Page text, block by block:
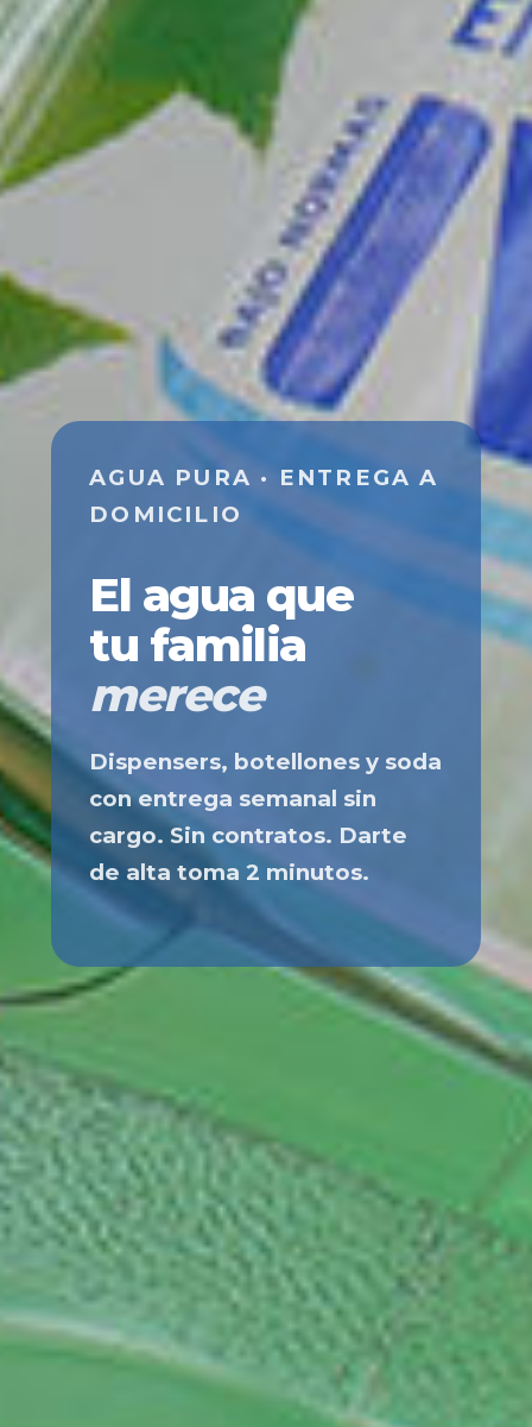
AGUA PURA · ENTREGA A
DOMICILIO
El agua que
tu familia
merece
Dispensers, botellones y soda
con entrega semanal sin
cargo. Sin contratos. Darte
de alta toma 2 minutos.